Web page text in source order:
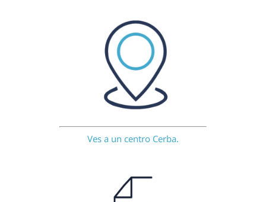
Ves a un centro Cerba.